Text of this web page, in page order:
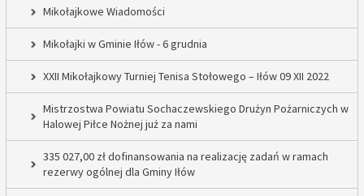
Mikołajkowe Wiadomości
Mikołajki w Gminie Iłów - 6 grudnia
XXII Mikołajkowy Turniej Tenisa Stołowego – Iłów 09 XII 2022
Mistrzostwa Powiatu Sochaczewskiego Drużyn Pożarniczych w
Halowej Piłce Nożnej już za nami
335 027,00 zł dofinansowania na realizację zadań w ramach
rezerwy ogólnej dla Gminy Iłów